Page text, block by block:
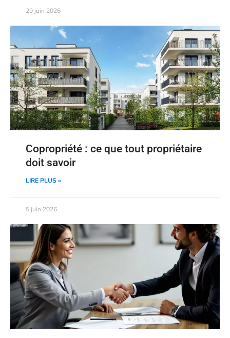
20 juin 2026
Copropriété : ce que tout propriétaire
doit savoir
LIRE PLUS »
5 juin 2026